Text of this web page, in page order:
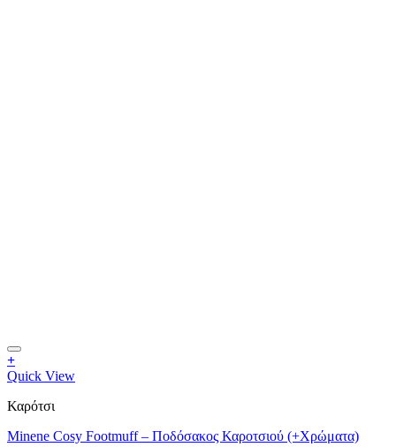
+
Αυτό
προϊόν
πολλαπλές
Quick View
Καρότσι
Minene Cosy Footmuff – Ποδόσακος Καροτσιού (+Χρώματα)